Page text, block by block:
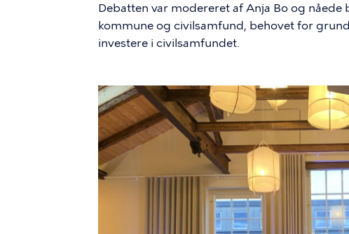
Debatten var modereret af Anja Bo og
kommune og civilsamfund, behovet for
investere i civilsamfundet.